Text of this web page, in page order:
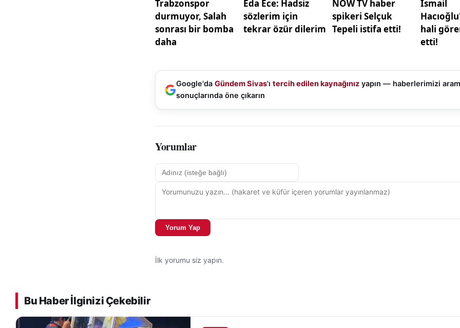
Google'da Gündem Sivas'ı tercih edilen kaynağınız yapın — haberlerimizi
sonuçlarında öne çıkarın
Yorumlar
Yorum Yap
İlk yorumu siz yapın.
Bu Haber İlginizi Çekebilir